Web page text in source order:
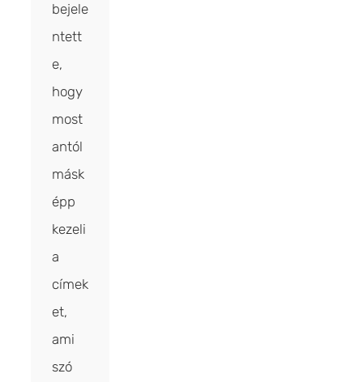
bejele
ntett
e,
hogy
most
antól
másk
épp
kezeli
a
címek
et,
ami
szó